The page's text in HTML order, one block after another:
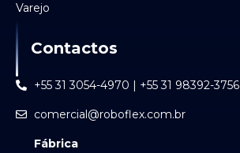
Varejo
Contactos
+55 31 3054-4970 | +55 31 98392-3756
comercial@roboflex.com.br
Fábrica